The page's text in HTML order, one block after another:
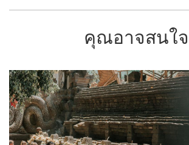
คุณอาจสนใจ